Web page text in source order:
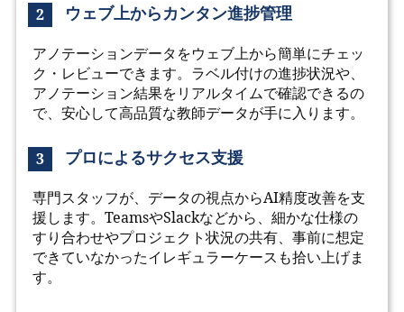
2 ウェブ上からカンタン進捗管理
アノテーションデータをウェブ上から簡単にチェッ
ク・レビューできます。ラベル付けの進捗状況や、
アノテーション結果をリアルタイムで確認できるの
で、安心して高品質な教師データが手に入ります。
3 プロによるサクセス支援
専門スタッフが、データの視点からAI精度改善を支
援します。TeamsやSlackなどから、細かな仕様の
すり合わせやプロジェクト状況の共有、事前に想定
できていなかったイレギュラーケースも拾い上げま
す。